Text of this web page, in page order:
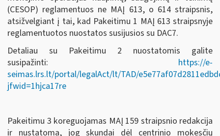
(CESOP) reglamentuos ne MAĮ 613, o 614 straipsnis,
atsižvelgiant į tai, kad Pakeitimu 1 MAĮ 613 straipsnyje
reglamentuotos nuostatos susijusios su DAC7.
Detaliau su Pakeitimu 2 nuostatomis galite
susipažinti: https://e-
seimas.lrs.lt/portal/legalAct/lt/TAD/
jfwid=1hjca17re
Pakeitimu 3 koreguojamas MAĮ 159 straipsnio redakcija
ir nustatoma, jog skundai dėl centrinio mokesčių